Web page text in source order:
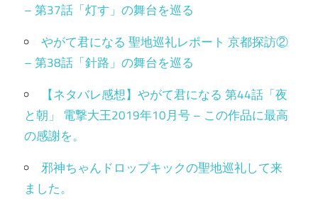
– 第37話「灯す」の舞台を巡る
やがて君になる 聖地巡礼レポート 京都探訪②
– 第38話「針路」の舞台を巡る
【ネタバレ感想】やがて君になる 第44話「夜
と朝」 電撃大王2019年10月号 – この作品に最高
の感謝を。
邪神ちゃんドロップキックの聖地巡礼して来
ました。